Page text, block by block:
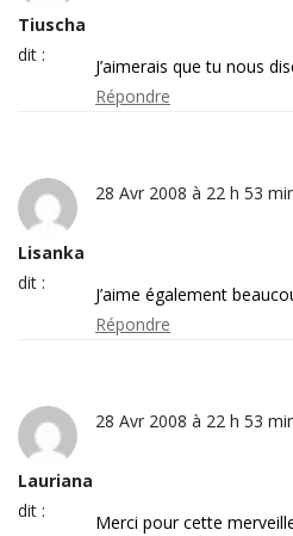
Tiuscha
dit :
J’aimerais que tu nous
Répondre
Lisanka
dit :
28 Avr 2008 à 22 h 53
J’aime également
Répondre
Lauriana
dit :
28 Avr 2008 à 22 h 53
Merci pour cette